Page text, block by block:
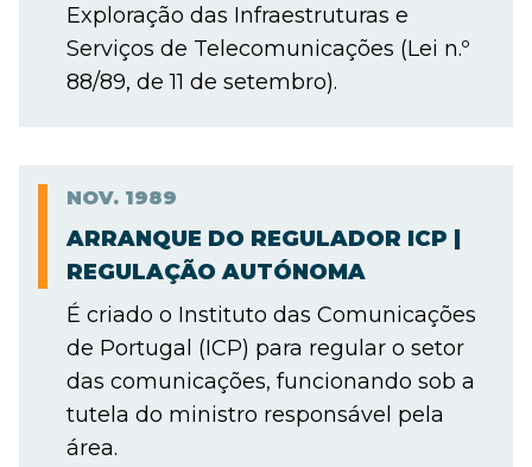
Exploração das Infraestruturas e
Serviços de Telecomunicações (Lei n.º
88/89, de 11 de setembro).
NOV. 1989
ARRANQUE DO REGULADOR ICP |
REGULAÇÃO AUTÓNOMA
É criado o Instituto das Comunicações
de Portugal (ICP) para regular o setor
das comunicações, funcionando sob a
tutela do ministro responsável pela
área.